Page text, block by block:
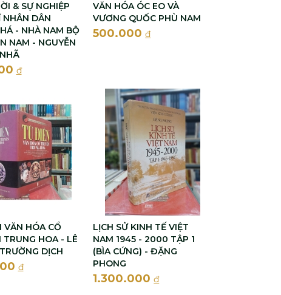
& SỰ NGHIỆP
NHÂN DÂN
- NHÀ NAM BỘ
NAM - NGUYỄN
đ
VĂN HÓA ÓC EO VÀ
VƯƠNG QUỐC PHÙ NAM
500.000đ
VĂN HÓA CỔ
TRUNG HOA - LÊ
DỊCH
đ
LỊCH SỬ KINH TẾ VIỆT
NAM 1945 - 2000 TẬP 1
(BÌA CỨNG) - ĐẶNG
PHONG
1.300.000đ